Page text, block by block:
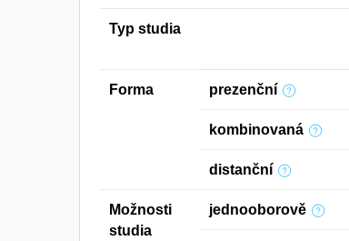
Typ studia
Forma prezenční
kombinovaná
distanční
Možnosti
studia
jednooborově